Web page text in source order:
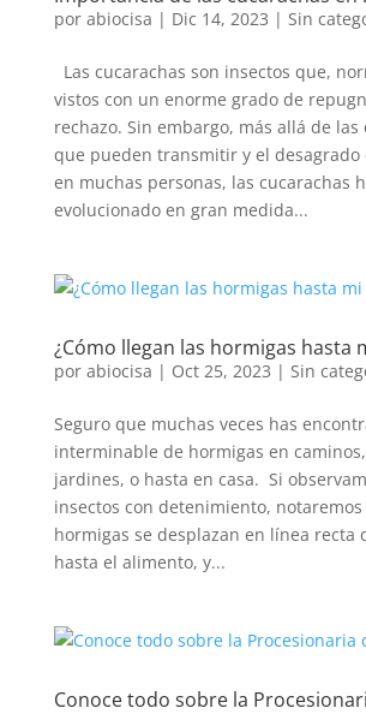
por abiocisa | Dic 14, 2023 | Sin
Las cucarachas son insectos que,
vistos con un enorme grado de
rechazo. Sin embargo, más allá de
que pueden transmitir y el desagrado
en muchas personas, las cucarachas
evolucionado en gran medida...
¿Cómo llegan las hormigas hasta
por abiocisa | Oct 25, 2023 | Sin
Seguro que muchas veces has
interminable de hormigas en
jardines, o hasta en casa. Si
insectos con detenimiento,
hormigas se desplazan en línea recta
hasta el alimento, y...
Conoce todo sobre la